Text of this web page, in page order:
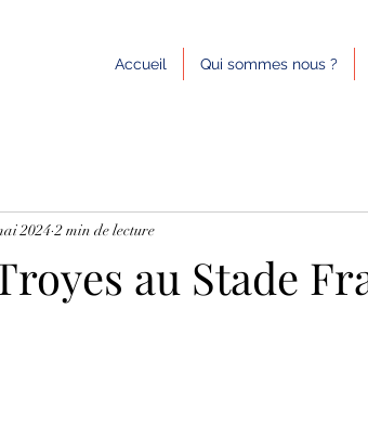
Accueil Qui sommes nous ?
au Stade
2024 2 min de lecture